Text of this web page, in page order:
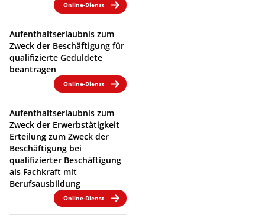
Online-Dienst
Aufenthaltserlaubnis zum
Zweck der Beschäftigung für
qualifizierte Geduldete
beantragen
Online-Dienst
Aufenthaltserlaubnis zum
Zweck der Erwerbstätigkeit
Erteilung zum Zweck der
Beschäftigung bei
qualifizierter Beschäftigung
als Fachkraft mit
Berufsausbildung
Online-Dienst